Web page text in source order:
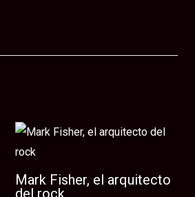
Mark Fisher, el arquitecto
del rock